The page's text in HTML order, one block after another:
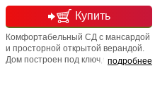
Купить
подробнее
Комфортабельный СД с мансардой
и просторной открытой верандой.
Дом построен под ключ,с